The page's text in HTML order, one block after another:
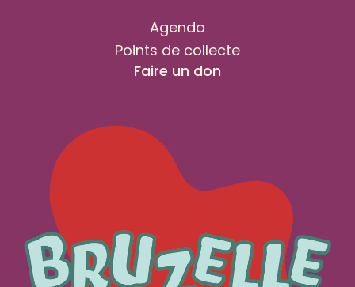
Agenda
Points de collecte
Faire un don